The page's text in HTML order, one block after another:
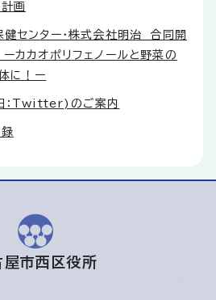
画
センター・株式会社明治 合同開
カカオポリフェノールと野菜の
に！ー
：Twitter)のご案内
屋市西区役所